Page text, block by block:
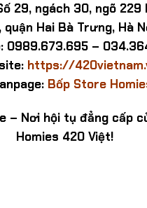
29, ngách 30, ngõ 229
quận Hai Bà Trưng, Hà
0989.673.695 –
https://
Bốp Store
– Nơi hội tụ đẳng cấp
Homies 420 Việt!